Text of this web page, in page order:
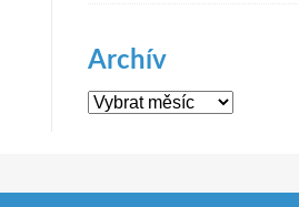
Archív
Archív